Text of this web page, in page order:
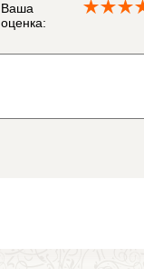
Ваша
оценка: